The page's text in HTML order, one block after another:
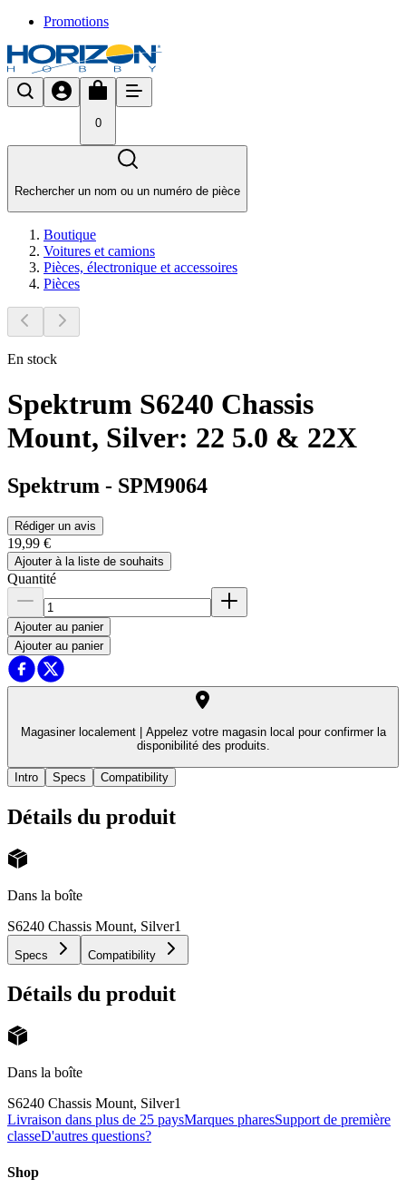
Promotions
0
Rechercher un nom ou un numéro de pièce
Boutique
Voitures et camions
Pièces, électronique et accessoires
Pièces
En stock
Spektrum S6240 Chassis
Mount, Silver: 22 5.0 & 22X
Spektrum - SPM9064
Rédiger un avis
19,99 €
Ajouter à la liste de souhaits
Quantité
Ajouter au panier
Ajouter au panier
Magasiner localement |
Appelez votre magasin local pour confirmer la
disponibilité des produits.
Intro Specs Compatibility
Détails du produit
Dans la boîte
S6240 Chassis Mount, Silver1
Specs Compatibility
Détails du produit
Dans la boîte
S6240 Chassis Mount, Silver1
Livraison dans plus de 25 paysMarques pharesSupport de première
classeD'autres questions?
Shop